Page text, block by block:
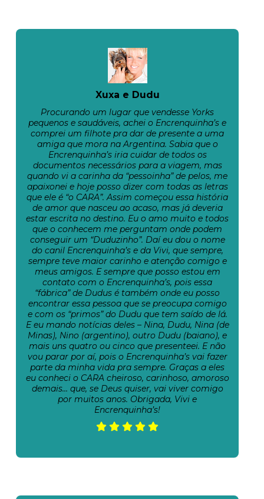
Xuxa e Dudu
Procurando um lugar que vendesse Yorks
pequenos e saudáveis, achei o Encrenquinha’s e
comprei um filhote pra dar de presente a uma
amiga que mora na Argentina. Sabia que o
Encrenquinha’s iria cuidar de todos os
documentos necessários para a viagem, mas
quando vi a carinha da “pessoinha” de pelos, me
apaixonei e hoje posso dizer com todas as letras
que ele é “o CARA”. Assim começou essa história
de amor que nasceu ao acaso, mas já deveria
estar escrita no destino. Eu o amo muito e todos
que o conhecem me perguntam onde podem
conseguir um “Duduzinho”. Daí eu dou o nome
do canil Encrenquinha’s e da Vivi, que sempre,
sempre teve maior carinho e atenção comigo e
meus amigos. E sempre que posso estou em
contato com o Encrenquinha’s, pois essa
“fábrica” de Dudus é também onde eu posso
encontrar essa pessoa que se preocupa comigo
e com os “primos” do Dudu que tem saído de lá.
E eu mando notícias deles – Nina, Dudu, Nina (de
Minas), Nino (argentino), outro Dudu (baiano), e
mais uns quatro ou cinco que presenteei. E não
vou parar por aí, pois o Encrenquinha’s vai fazer
parte da minha vida pra sempre. Graças a eles
eu conheci o CARA cheiroso, carinhoso, amoroso
demais… que, se Deus quiser, vai viver comigo
por muitos anos. Obrigada, Vivi e
Encrenquinha’s!